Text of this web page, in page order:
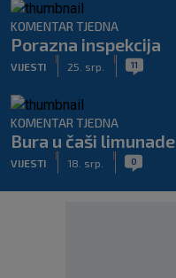
KOMENTAR TJEDNA
Porazna inspekcija
VIJESTI 25. srp. 11
KOMENTAR TJEDNA
Bura u čaši limunade
VIJESTI 18. srp. 0